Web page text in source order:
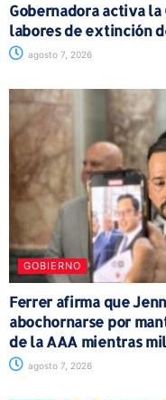
Gobernadora activa
labores de extinción
agosto 7, 2026
GOBIERNO
Ferrer afirma que
abochornarse por
de la AAA mientras
agosto 7, 2026